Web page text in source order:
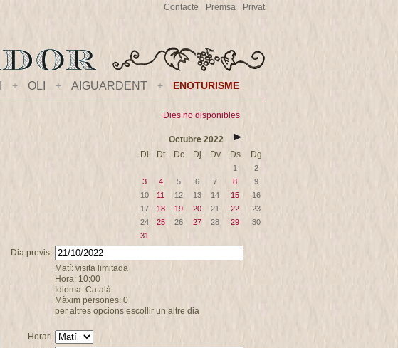
Privat
Premsa
Contacte
+ OLI + AIGUARDENT + ENOTURISME
Dies no disponibles
Octubre 2022
Dl
Dt Dc Dj Dv Ds Dg
1
2
3
4 5 6 7 8
9
10
11 12 13 14 15
16
17
18 19 20 21 22
23
24
25 26 27 28 29
30
31
Dia previst
Matí: visita limitada
Hora: 10:00
Idioma: Català
Màxim persones: 0
per altres opcions escollir un altre dia
Horari